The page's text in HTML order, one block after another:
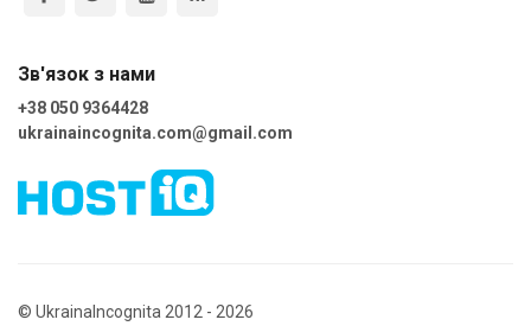
Зв'язок з нами
+38 050 9364428
ukrainaincognita.com@gmail.com
© UkrainaIncognita 2012 - 2026